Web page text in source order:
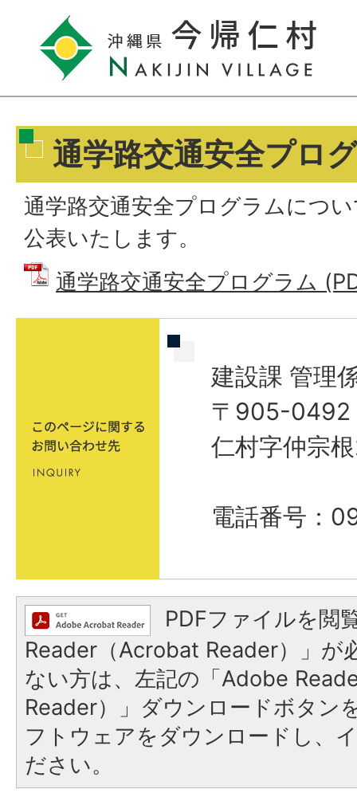
通学路交通安全プロ
通学路交通安全プログラムにつ
公表いたします。
通学路交通安全プログラム
建設課 管理
〒905-0492
仁村字仲宗
電話番号：
PDFファイルを閲
Reader（Acrobat Reader）」が
ない方は、左記の「Adobe
Reader）」ダウンロードボタン
フトウェアをダウンロードし、
ださい。